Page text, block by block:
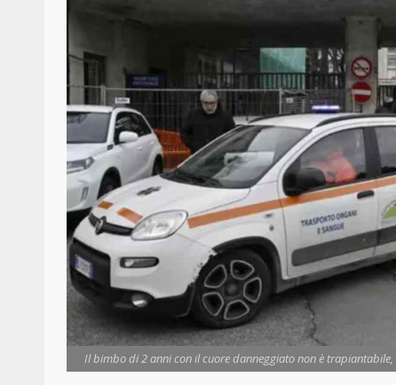
Il bimbo di 2 anni con il cuore danneggiato non è